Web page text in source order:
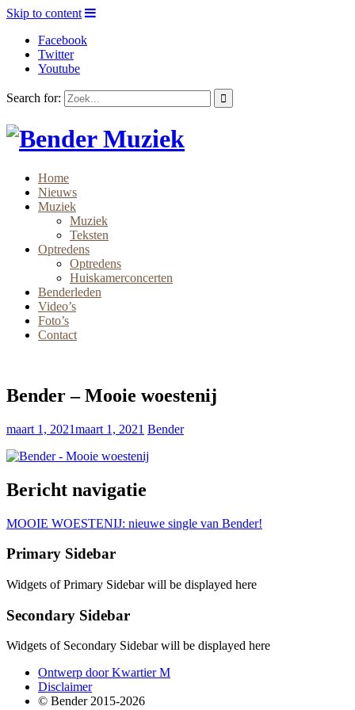
Skip to content
Facebook
Twitter
Youtube
Search for:
Home
Nieuws
Muziek
Muziek
Teksten
Optredens
Optredens
Huiskamerconcerten
Benderleden
Video’s
Foto’s
Contact
Bender – Mooie woestenij
maart 1, 2021maart 1, 2021 Bender
Bericht navigatie
MOOIE WOESTENIJ: nieuwe single van Bender!
Primary Sidebar
Widgets of Primary Sidebar will be displayed here
Secondary Sidebar
Widgets of Secondary Sidebar will be displayed here
Ontwerp door Kwartier M
Disclaimer
© Bender 2015-2026